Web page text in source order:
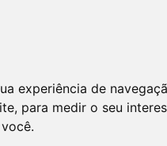
experiência de
, para medir o seu
.